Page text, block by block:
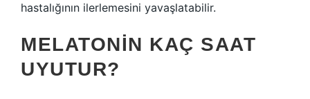
hastalığının ilerlemesini yavaşlatabilir.
MELATONIN KAÇ SAAT
UYUTUR?